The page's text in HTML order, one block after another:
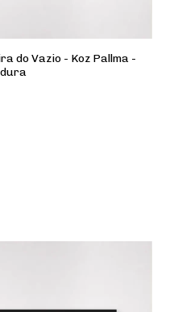
do Vazio - Koz Pallma -